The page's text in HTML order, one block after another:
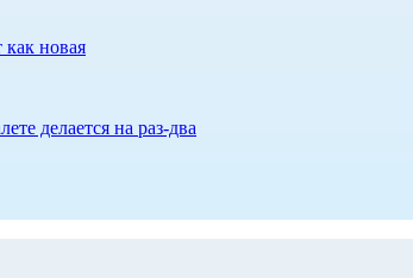
как новая
делается на раз-два